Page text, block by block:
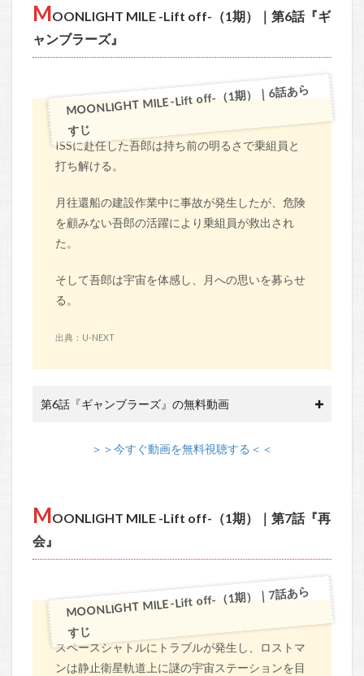
MOONLIGHT MILE -Lift off-（1期）｜第6話『ギ
ャンブラーズ』
MOONLIGHT MILE -Lift off-（1期）｜6話あら
すじ
ISSに赴任した吾郎は持ち前の明るさで乗組員と
打ち解ける。
月往還船の建設作業中に事故が発生したが、危険
を顧みない吾郎の活躍により乗組員が救出され
た。
そして吾郎は宇宙を体感し、月への思いを募らせ
る。
出典：U-NEXT
第6話『ギャンブラーズ』の無料動画
＞＞今すぐ動画を無料視聴する＜＜
MOONLIGHT MILE -Lift off-（1期）｜第7話『再
会』
MOONLIGHT MILE -Lift off-（1期）｜7話あら
すじ
スペースシャトルにトラブルが発生し、ロストマ
ンは静止衛星軌道上に謎の宇宙ステーションを目